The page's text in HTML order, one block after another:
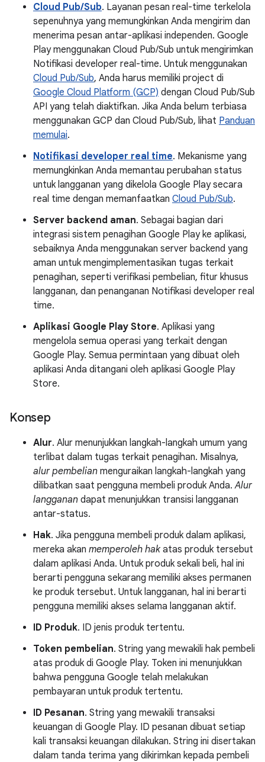
Cloud Pub/Sub. Layanan pesan real-time terkelola
sepenuhnya yang memungkinkan Anda mengirim dan
menerima pesan antar-aplikasi independen. Google
Play menggunakan Cloud Pub/Sub untuk mengirimkan
Notifikasi developer real-time. Untuk menggunakan
Cloud Pub/Sub, Anda harus memiliki project di
Google Cloud Platform (GCP) dengan Cloud Pub/Sub
API yang telah diaktifkan. Jika Anda belum terbiasa
menggunakan GCP dan Cloud Pub/Sub, lihat Panduan
memulai.
Notifikasi developer real time. Mekanisme yang
memungkinkan Anda memantau perubahan status
untuk langganan yang dikelola Google Play secara
real time dengan memanfaatkan Cloud Pub/Sub.
Server backend aman. Sebagai bagian dari
integrasi sistem penagihan Google Play ke aplikasi,
sebaiknya Anda menggunakan server backend yang
aman untuk mengimplementasikan tugas terkait
penagihan, seperti verifikasi pembelian, fitur khusus
langganan, dan penanganan Notifikasi developer real
time.
Aplikasi Google Play Store. Aplikasi yang
mengelola semua operasi yang terkait dengan
Google Play. Semua permintaan yang dibuat oleh
aplikasi Anda ditangani oleh aplikasi Google Play
Store.
Konsep
Alur. Alur menunjukkan langkah-langkah umum yang
terlibat dalam tugas terkait penagihan. Misalnya,
alur pembelian menguraikan langkah-langkah yang
dilibatkan saat pengguna membeli produk Anda.Alur
langganan dapat menunjukkan transisi langganan
antar-status.
Hak. Jika pengguna membeli produk dalam aplikasi,
mereka akan memperoleh hakatas produk tersebut
dalam aplikasi Anda. Untuk produk sekali beli, hal ini
berarti pengguna sekarang memiliki akses permanen
ke produk tersebut. Untuk langganan, hal ini berarti
pengguna memiliki akses selama langganan aktif.
ID Produk. ID jenis produk tertentu.
Token pembelian. String yang mewakili hak pembeli
atas produk di Google Play. Token ini menunjukkan
bahwa pengguna Google telah melakukan
pembayaran untuk produk tertentu.
ID Pesanan. String yang mewakili transaksi
keuangan di Google Play. ID pesanan dibuat setiap
kali transaksi keuangan dilakukan. String ini disertakan
dalam tanda terima yang dikirimkan kepada pembeli